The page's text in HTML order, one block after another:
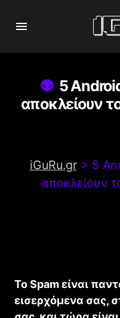
5
αποκλείουν
iGuRu.gr> 5
αποκλείουν
Το Spam είναι
εισερχόμενα σας,